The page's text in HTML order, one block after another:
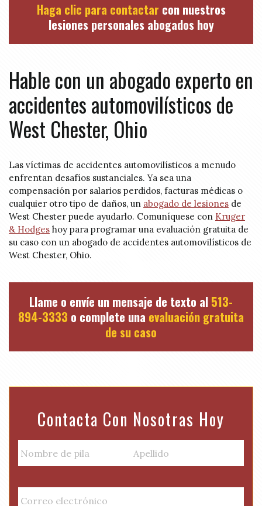
Haga clic para contactar con nuestros
lesiones personales abogados hoy
Hable con un abogado experto en
accidentes automovilísticos de
West Chester, Ohio
Las víctimas de accidentes automovilísticos a menudo
enfrentan desafíos sustanciales. Ya sea una
compensación por salarios perdidos, facturas médicas o
cualquier otro tipo de daños, un abogado de lesiones de
West Chester puede ayudarlo. Comuníquese con Kruger
& Hodges hoy para programar una evaluación gratuita de
su caso con un abogado de accidentes automovilísticos de
West Chester, Ohio.
Llame o envíe un mensaje de texto al 513-
894-3333 o complete una evaluación gratuita
de su caso
Contacta Con Nosotras Hoy
a
e
(
de
E
m